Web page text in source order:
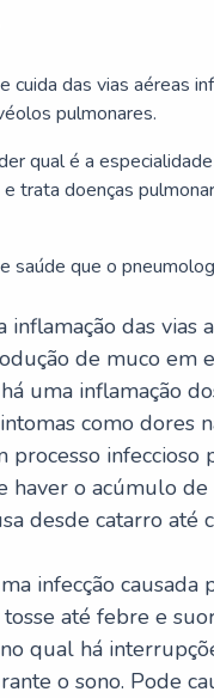
cuida das vias aéreas
pulmonares.
qual é a
trata doenças
saúde que o
das vias
de muco em
uma inflamação
como dores
processo
haver o acúmulo
desde catarro
infecção causada
até febre e
qual há
o sono. Pode